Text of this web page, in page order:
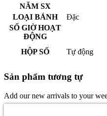
NĂM SX
LOẠI BÁNH
Đặc
SỐ GIỜ HOẠT
ĐỘNG
HỘP SỐ Tự động
Sản phẩm tương tự
Add our new arrivals to your